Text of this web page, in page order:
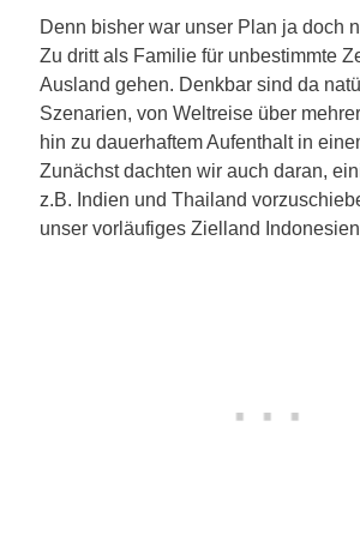
Denn bisher war unser Plan ja doch
Zu dritt als Familie für unbestimmte
Ausland gehen. Denkbar sind da
Szenarien, von Weltreise über
hin zu dauerhaftem Aufenthalt in
Zunächst dachten wir auch daran,
z.B. Indien und Thailand
unser vorläufiges Zielland